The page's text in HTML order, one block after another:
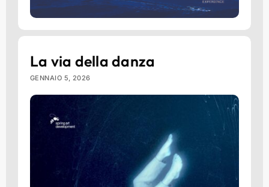
La via della danza
GENNAIO 5, 2026